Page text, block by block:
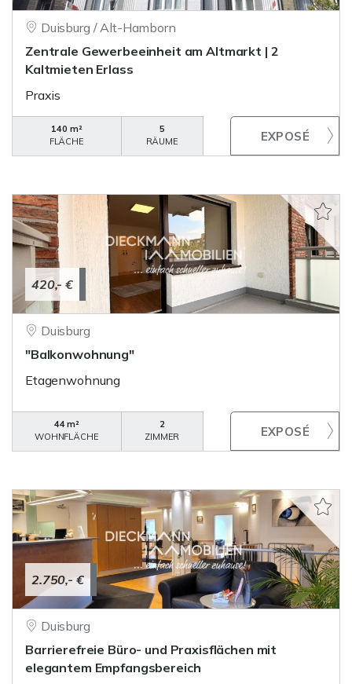
Duisburg / Alt-Hamborn
Zentrale Gewerbeeinheit am Altmarkt | 2
Kaltmieten Erlass
Praxis
140 m²
FLÄCHE
5
RÄUME
420,- €
Duisburg
"Balkonwohnung"
Etagenwohnung
44 m²
WOHNFLÄCHE
2
ZIMMER
2.750,- €
Duisburg
Barrierefreie Büro- und Praxisflächen mit
elegantem Empfangsbereich